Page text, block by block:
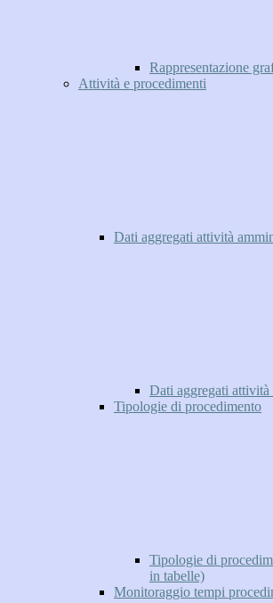
Rappresentazione
Attività e procedimenti
Dati aggregati attività
Dati aggregati attività
Tipologie di procedimento
Tipologie di
in tabelle)
Monitoraggio tempi